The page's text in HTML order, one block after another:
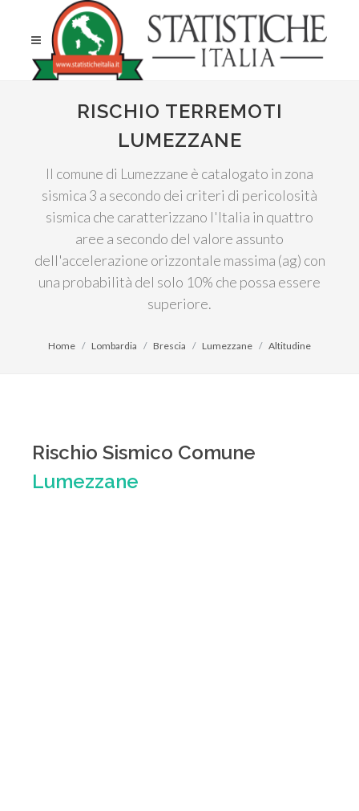
RISCHIO TERREMOTI
LUMEZZANE
Il comune di Lumezzane è catalogato in zona
sismica 3 a secondo dei criteri di pericolosità
sismica che caratterizzano l'Italia in quattro
aree a secondo del valore assunto
dell'accelerazione orizzontale massima (ag) con
una probabilità del solo 10% che possa essere
superiore.
Home Lombardia Brescia Lumezzane Altitudine
Rischio Sismico Comune
Lumezzane